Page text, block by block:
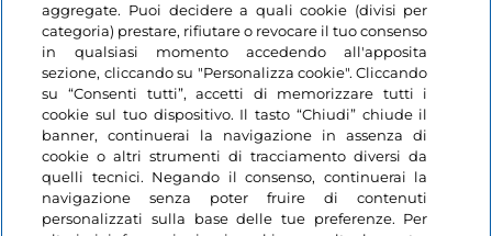
aggregate. Puoi decidere a quali cookie (divisi per
categoria) prestare, rifiutare o revocare il tuo consenso
in qualsiasi momento accedendo all'apposita
sezione, cliccando su "Personalizza cookie". Cliccando
su “Consenti tutti”, accetti di memorizzare tutti i
cookie sul tuo dispositivo. Il tasto “Chiudi” chiude il
banner, continuerai la navigazione in assenza di
cookie o altri strumenti di tracciamento diversi da
quelli tecnici. Negando il consenso, continuerai la
navigazione senza poter fruire di contenuti
personalizzati sulla base delle tue preferenze. Per